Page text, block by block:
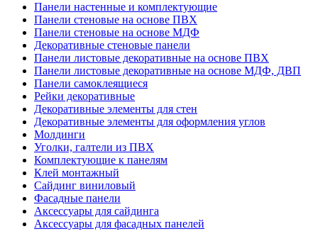
Панели настенные и комплектующие
Панели стеновые на основе ПВХ
Панели стеновые на основе МДФ
Декоративные стеновые панели
Панели листовые декоративные на основе ПВХ
Панели листовые декоративные на основе МДФ, ДВП
Панели самоклеящиеся
Рейки декоративные
Декоративные элементы для стен
Декоративные элементы для оформления углов
Молдинги
Уголки, галтели из ПВХ
Комплектующие к панелям
Клей монтажный
Сайдинг виниловый
Фасадные панели
Аксессуары для сайдинга
Аксессуары для фасадных панелей